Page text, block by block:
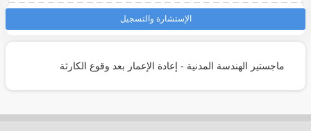
الإستشارة والتسجيل
ماجستير الهندسة المدنية - إعادة الإعمار بعد وقوع الكارثة